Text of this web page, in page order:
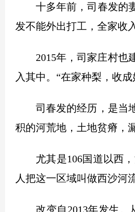
十多年前，司春发的
发不能外出打工，全家收
2015年，司家庄村也
入其中。“在家种梨，收
司春发的经历，是当
积的河荒地，土地贫瘠，
尤其是106国道以西
人把这一区域叫做西沙河
改变自2013年发生